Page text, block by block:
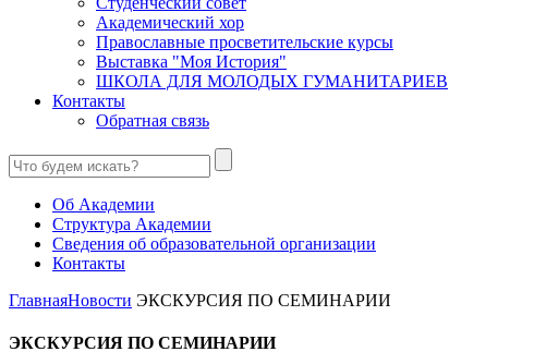
Академический хор
Православные просветительские курсы
Выставка "Моя История"
ШКОЛА ДЛЯ МОЛОДЫХ ГУМАНИТАРИЕВ
Контакты
Обратная связь
Об Академии
Структура Академии
Сведения об образовательной организации
Контакты
ГлавнаяНовости ЭКСКУРСИЯ ПО СЕМИНАРИИ
ЭКСКУРСИЯ ПО СЕМИНАРИИ